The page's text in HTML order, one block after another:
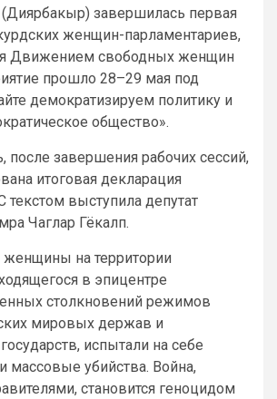
завершилась первая
женщин-парламентариев,
Движением свободных женщин
прошло 28–29 мая под
демократизируем политику и
общество».
после завершения рабочих сессий,
итоговая декларация
текстом выступила депутат
Чаглар Гёкалп.
на территории
в эпицентре
столкновений режимов
мировых держав и
испытали на себе
массовые убийства. Война,
становится геноцидом